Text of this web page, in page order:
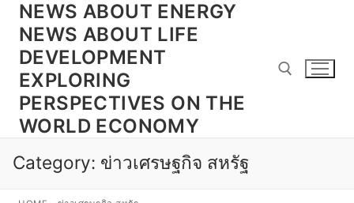
Skip
content
NEWS ABOUT ENERGY
NEWS ABOUT LIFE
DEVELOPMENT
EXPLORING
PERSPECTIVES ON THE
WORLD ECONOMY
Search for:
Category: ข่าวเศรษฐกิจ สหรัฐ